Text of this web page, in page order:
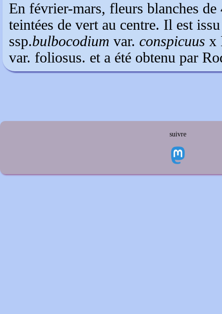
En février-mars, fleurs blanches
teintées de vert au centre. Il est
ssp.bulbocodium var. conspicuus x
var. foliosus. et a été obtenu par
suivre